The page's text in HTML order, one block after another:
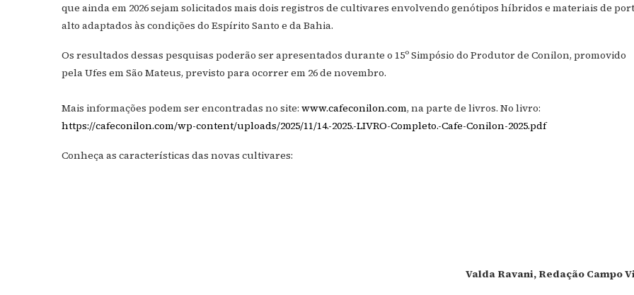
que ainda em 2026 sejam solicitados mais dois registros de cultivares envolvendo genótipos híbridos e materiais de
alto adaptados às condições do Espírito Santo e da Bahia.
Os resultados dessas pesquisas poderão ser apresentados durante o 15º Simpósio do Produtor de Conilon, promovido
pela Ufes em São Mateus, previsto para ocorrer em 26 de novembro.
Mais informações podem ser encontradas no site: www.cafeconilon.com, na parte de livros. No livro:
https://cafeconilon.com/wp-content/uploads/2025/11/14.-2025.-LIVRO-Completo.-Cafe-Conilon-2025.pdf
Conheça as características das novas cultivares:
Valda Ravani, Redação Campo